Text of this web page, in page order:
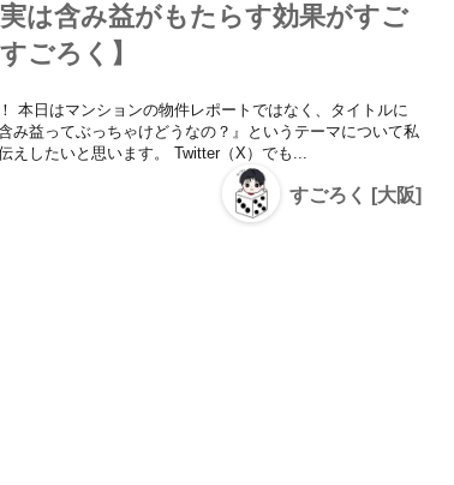
は含み益がもたらす効果がすご
ごろく】
本日はマンションの物件レポートではなく、タイトルに
み益ってぶっちゃけどうなの？』というテーマについて私
えしたいと思います。 Twitter（X）でも...
すごろく [大阪]